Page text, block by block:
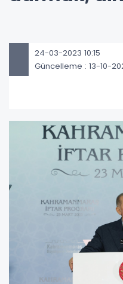
24-03-2023 10:15
Güncelleme : 13-10-